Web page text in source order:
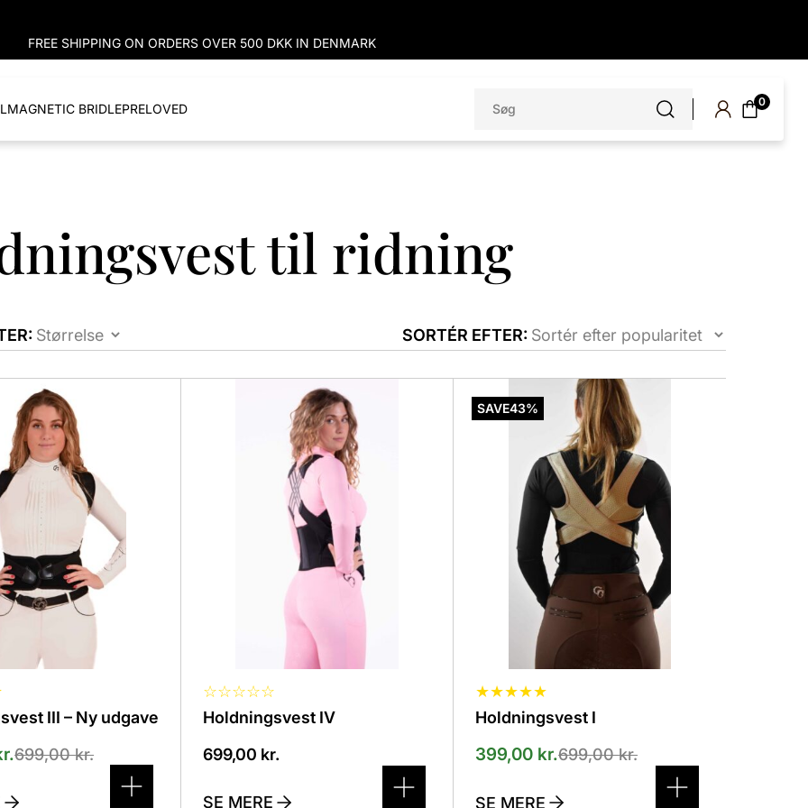
FREE SHIPPING ON ORDERS OVER 500 DKK IN DENMARK
MAGNETIC BRIDLEPRELOVED
efter:
0
til ridning
SORTÉR EFTER:
III – Ny udgave
699,00kr.
☆☆☆☆☆
Holdningsvest IV
699,00 kr.
Mulighederne
SE MERE
SAVE43%
★★★★★
Holdningsvest I
699,00kr.
399,00 kr.
vare
har
varianter.
Mulighederne
vælges
varesiden
SE MERE